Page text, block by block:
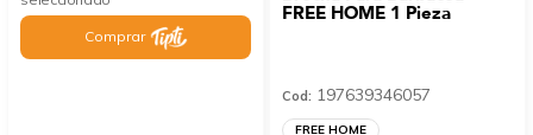
Comprar
FREE HOME 1 Pieza
Cod: 197639346057
FREE HOME